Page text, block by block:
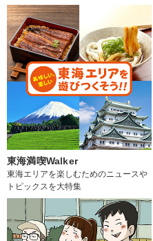
東海満喫Walker
東海エリアを楽しむためのニュースや
トピックスを大特集